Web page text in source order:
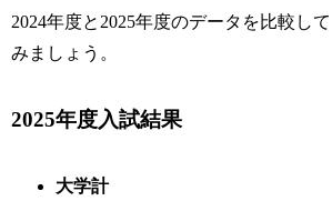
2024年度と2025年度のデータを比較して
みましょう。
2025年度入試結果
大学計